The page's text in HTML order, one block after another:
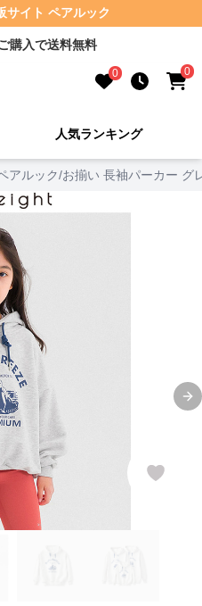
サイト ペアルック
購入で送料無料
0 0
人気ランキング
アルック/お揃い 長袖パーカー グ